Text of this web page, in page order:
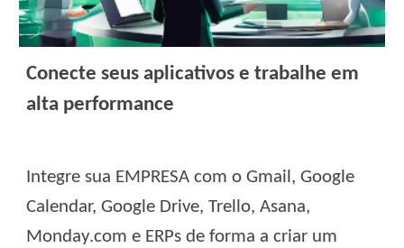
Conecte seusaplicativos e trabalhe em
alta performance
Integre sua EMPRESA com o Gmail, Google
Calendar, Google Drive, Trello, Asana,
Monday.com e ERPs de forma a criar um